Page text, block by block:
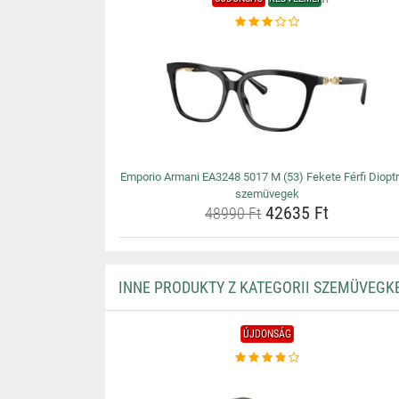
Emporio Armani EA3248 5017 M (53) Fekete Férfi
szemüvegek
48990 Ft42635 Ft
INNE PRODUKTY Z KATEGORII
ÚJDONSÁG